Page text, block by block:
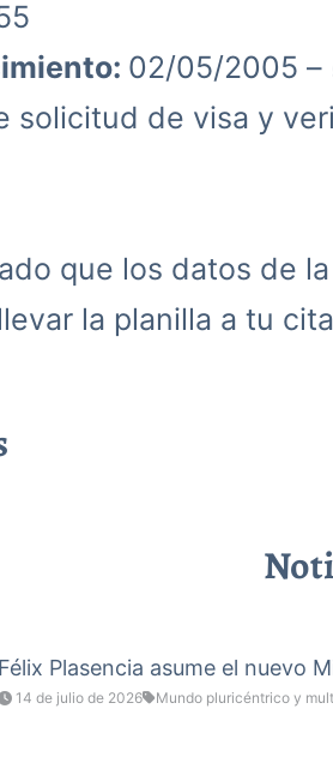
solicitud de visa y
que los datos de
la planilla a tu
Félix Plasencia asume el nuevo
14 de julio de 2026 Mundo pluricéntrico y